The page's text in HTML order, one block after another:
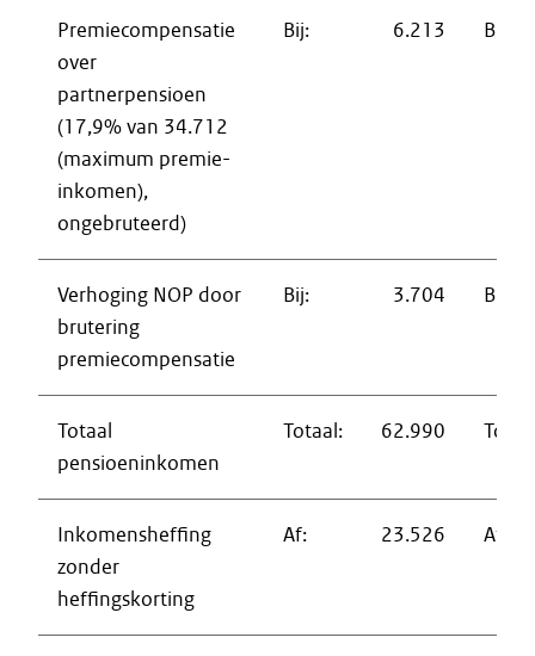
Premiecompensatie
over
partnerpensioen
(17,9% van 34.712
(maximum premie-
inkomen),
ongebruteerd)
Bij: 6.213 Bij:;
Verhoging NOP door
brutering
premiecompensatie
Bij: 3.704 Bij:
Totaal
pensioeninkomen
Totaal: 62.990
Inkomensheffing
zonder
heffingskorting
Af: 23.526 Af: